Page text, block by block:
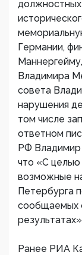
Германии,
Владимира
совета
нарушения
том числе
ответном
РФ Владимир
что «С целью
возможные
Петербурга
сообщаемых
Ранее РИА